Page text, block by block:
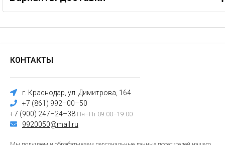
КОНТАКТЫ
г. Краснодар, ул. Димитрова, 164
+7 (861) 992–00–50
+7 (900) 247–24–38 Пн–Пт 09:00–19:00
9920050@mail.ru